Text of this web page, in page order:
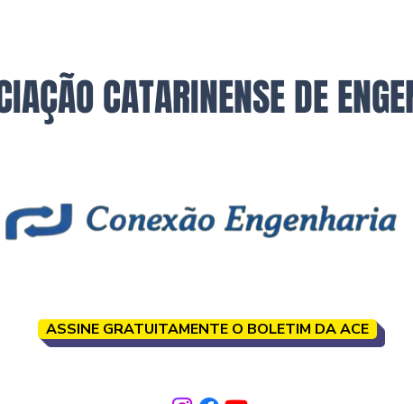
CATARINENSE DE
ASSINE GRATUITAMENTE O BOLETIM DA ACE